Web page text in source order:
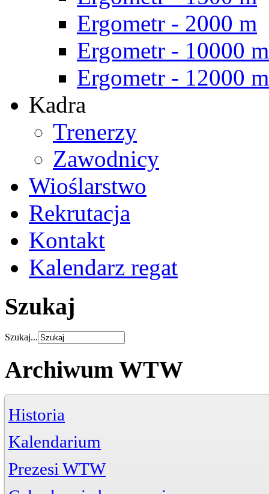
Ergometr - 2000 m
Ergometr - 10000 m
Ergometr - 12000 m
Kadra
Trenerzy
Zawodnicy
Wioślarstwo
Rekrutacja
Kontakt
Kalendarz regat
Szukaj
Szukaj...
Archiwum WTW
Historia
Kalendarium
Prezesi WTW